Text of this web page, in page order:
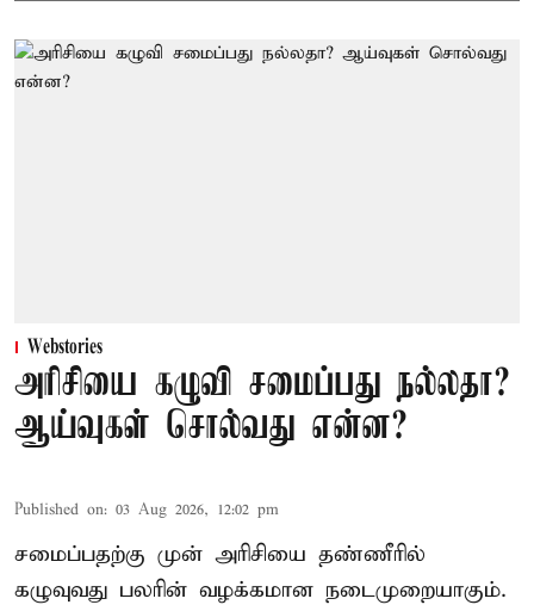
Webstories
அரிசியை கழுவி சமைப்பது நல்லதா?
ஆய்வுகள் சொல்வது என்ன?
Published on: 03 Aug 2026, 12:02 pm
சமைப்பதற்கு முன் அரிசியை தண்ணீரில்
கழுவுவது பலரின் வழக்கமான நடைமுறையாகும்.